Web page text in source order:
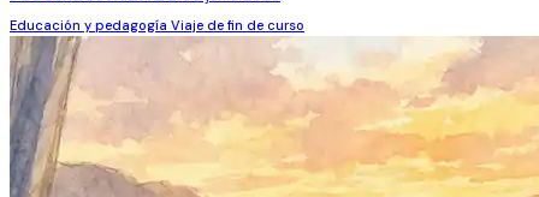
Educación y pedagogía Viaje de fin de curso